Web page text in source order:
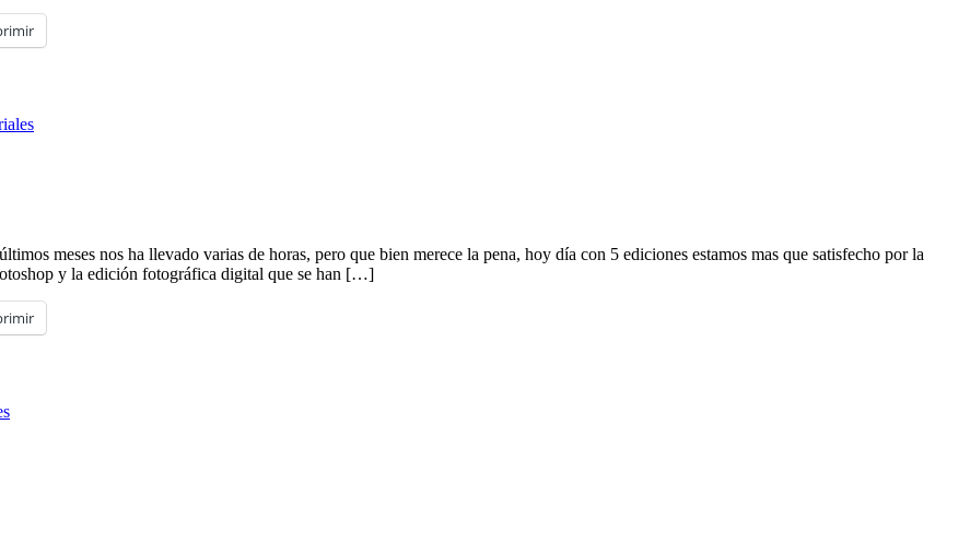
meses nos ha llevado varias de horas, pero que bien merece la pena, hoy día con 5 ediciones estamos mas que satisfecho por la
y la edición fotográfica digital que se han […]